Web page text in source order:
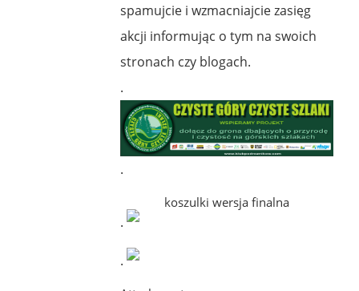
spamujcie i wzmacniajcie zasięg
akcji informując o tym na swoich
stronach czy blogach.
.
.
koszulki wersja finalna
.
.